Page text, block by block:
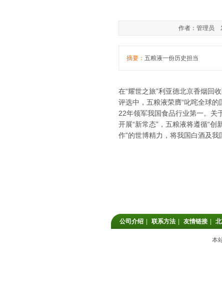
作者：管理员
摘要： 五粮液一份历史担当
在“耀世之旅”利亚德北京香烟回收
评选中，五粮液荣膺“叱咤全球
22年领军我国食品行业第一。关
开展“新常态”，五粮液将遵循“
作”的世博精力，将我国白酒及我
公司介绍 联系方法 友情链接
本